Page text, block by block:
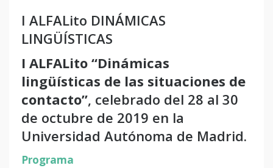
I ALFALito DINÁMICAS
LINGÜÍSTICAS
I ALFALito “Dinámicas
lingüísticas de las situaciones de
contacto”, celebrado del 28 al 30
de octubre de 2019 en la
Universidad Autónoma de Madrid.
Programa